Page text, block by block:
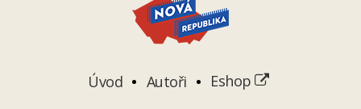
Úvod Autoři Eshop